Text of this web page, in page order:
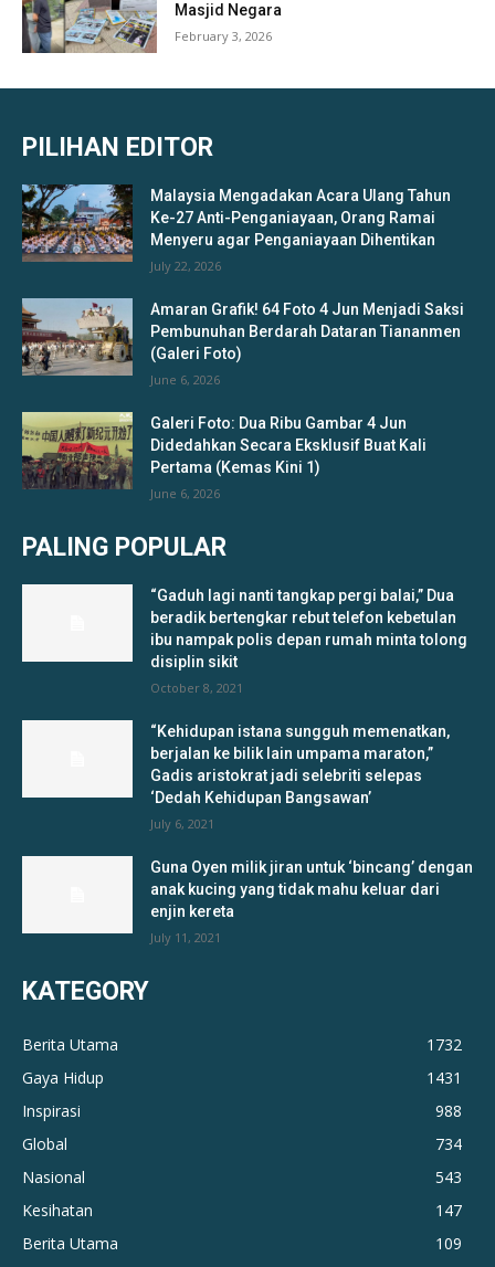
Masjid Negara
February 3, 2026
PILIHAN EDITOR
Malaysia Mengadakan Acara Ulang Tahun
Ke-27 Anti-Penganiayaan, Orang Ramai
Menyeru agar Penganiayaan Dihentikan
July 22, 2026
Amaran Grafik! 64 Foto 4 Jun Menjadi Saksi
Pembunuhan Berdarah Dataran Tiananmen
(Galeri Foto)
June 6, 2026
Galeri Foto: Dua Ribu Gambar 4 Jun
Didedahkan Secara Eksklusif Buat Kali
Pertama (Kemas Kini 1)
June 6, 2026
PALING POPULAR
“Gaduh lagi nanti tangkap pergi balai,” Dua
beradik bertengkar rebut telefon kebetulan
ibu nampak polis depan rumah minta tolong
disiplin sikit
October 8, 2021
“Kehidupan istana sungguh memenatkan,
berjalan ke bilik lain umpama maraton,”
Gadis aristokrat jadi selebriti selepas
‘Dedah Kehidupan Bangsawan’
July 6, 2021
Guna Oyen milik jiran untuk ‘bincang’ dengan
anak kucing yang tidak mahu keluar dari
enjin kereta
July 11, 2021
KATEGORY
Berita Utama
1732
Gaya Hidup
1431
Inspirasi
988
Global
734
Nasional
543
Kesihatan
147
Berita Utama
109